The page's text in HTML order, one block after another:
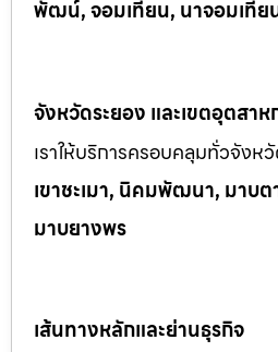
พัฒน์, จอมเทียน, นาจอมเทีย
จังหวัดระยอง และเขตอุตสาห
เราให้บริการครอบคลุมทั่วจังห
เขาชะเมา, นิคมพัฒนา, มาบต
มาบยางพร
เส้นทางหลักและย่านธุรกิจ